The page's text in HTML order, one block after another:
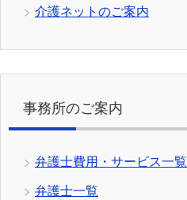
介護ネットのご案内
事務所のご案内
弁護士費用・サービス一覧
弁護士一覧